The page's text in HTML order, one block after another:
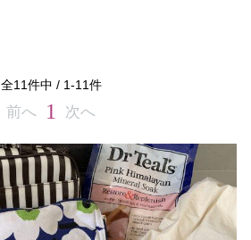
全11件中 / 1-11件
前へ 1 次へ